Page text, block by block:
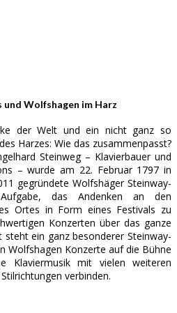
und Wolfshagen im Harz
der Welt und ein nicht ganz so
Harzes: Wie das zusammenpasst?
Steinweg – Klavierbauer und
– wurde am 22. Februar 1797 in
gegründete Wolfshäger Steinway-
das Andenken an den
Ortes in Form eines Festivals zu
Konzerten über das ganze
ein ganz besonderer Steinway-
Wolfshagen Konzerte auf die Bühne
Klaviermusik mit vielen weiteren
verbinden.